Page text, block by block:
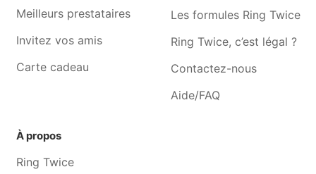
Meilleurs prestataires
Invitez vos amis
Carte cadeau
Les formules Ring Twice
Ring Twice, c’est légal ?
Contactez-nous
Aide/FAQ
À propos
Ring Twice